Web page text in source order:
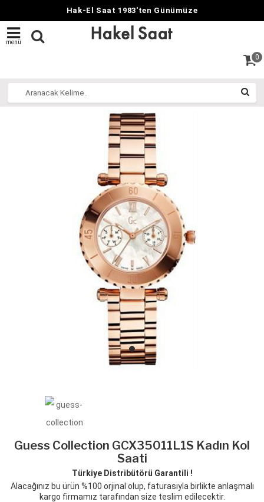
Hak-El Saat 1983'ten Günümüze
menü
0
Guess Collection GCX35011L1S Kadın Kol
Saati
Türkiye Distribütörü Garantili !
Alacağınız bu ürün %100 orjinal olup, faturasıyla birlikte anlaşmalı
kargo firmamız tarafından size teslim edilecektir.